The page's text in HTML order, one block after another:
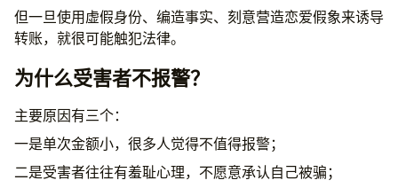
但一旦使用虚假身份、编造事实、刻意营造恋爱假象来诱导
转账，就很可能触犯法律。
为什么受害者不报警？
主要原因有三个：
一是单次金额小，很多人觉得不值得报警；
二是受害者往往有羞耻心理，不愿意承认自己被骗；